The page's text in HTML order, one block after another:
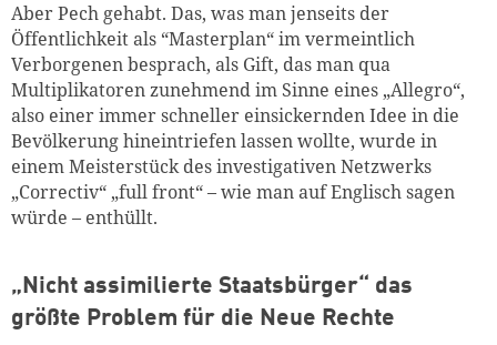
Aber Pech gehabt. Das, was man jenseits der
Öffentlichkeit als “Masterplan“ im vermeintlich
Verborgenen besprach, als Gift, das man qua
Multiplikatoren zunehmend im Sinne eines „Allegro“,
also einer immer schneller einsickernden Idee in die
Bevölkerung hineintriefen lassen wollte, wurde in
einem Meisterstück des investigativen Netzwerks
„Correctiv“ „full front“ – wie man auf Englisch sagen
würde – enthüllt.
„Nicht assimilierte Staatsbürger“ das
größte Problem für die Neue Rechte